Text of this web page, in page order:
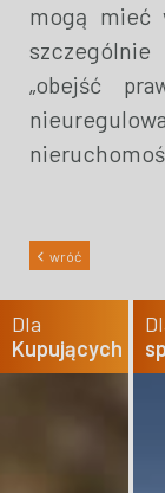
mogą mieć
„obejść
wróć
Dla
Kupujących